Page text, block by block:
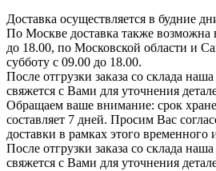
Доставка осуществляется в будние
По Москве доставка также
до 18.00, по Московской области и
субботу с 09.00 до 18.00.
После отгрузки заказа со склада
свяжется с Вами для уточнения
Обращаем ваше внимание: срок
составляет 7 дней. Просим Вас
доставки в рамках этого временного
После отгрузки заказа со склада
свяжется с Вами для уточнения